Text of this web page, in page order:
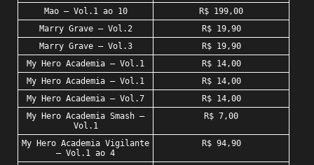
Mao – Vol.1 ao 10
R$ 199,00
Marry Grave – Vol.2
R$ 19,90
Marry Grave – Vol.3
R$ 19,90
My Hero Academia – Vol.1
R$ 14,00
My Hero Academia – Vol.1
R$ 14,00
My Hero Academia – Vol.7
R$ 14,00
My Hero Academia Smash –
Vol.1
R$ 7,00
My Hero Academia Vigilante
– Vol.1 ao 4
R$ 94,90